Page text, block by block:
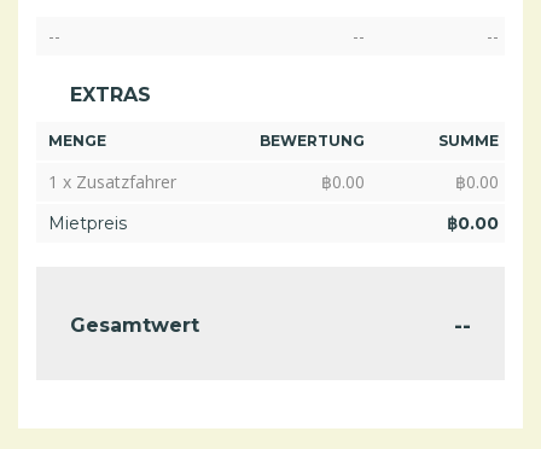
-- -- --
EXTRAS
MENGE BEWERTUNG SUMME
1 x Zusatzfahrer ฿0.00 ฿0.00
Mietpreis ฿0.00
Gesamtwert --